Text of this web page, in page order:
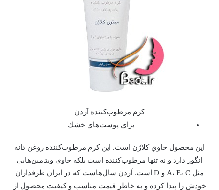
كرم مرطوب‌كننده آردن
براي پوست‌هاي خشك
اين محصول حاوي كلاژن است. اين كرم مرطوب‌كننده روغن دانه
انگور دارد و نه تنها مرطوب‌كننده است بلكه حاوي ويتامين‌هايي
مثل A، E، C و D است. آردن سال‌هاست كه در ايران طرفداران
خودش را پيدا كرده و به خاطر قيمت مناسب و كيفيت محصول از